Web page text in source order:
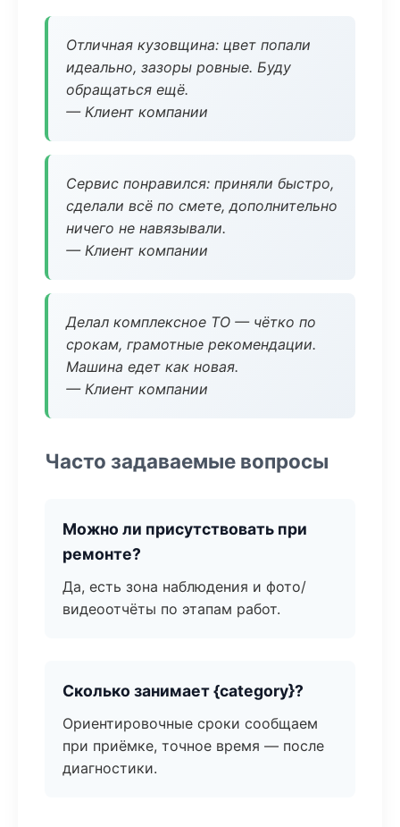
Отличная кузовщина: цвет попали
идеально, зазоры ровные. Буду
обращаться ещё.
— Клиент компании
Сервис понравился: приняли быстро,
сделали всё по смете, дополнительно
ничего не навязывали.
— Клиент компании
Делал комплексное ТО — чётко по
срокам, грамотные рекомендации.
Машина едет как новая.
— Клиент компании
Часто задаваемые вопросы
Можно ли присутствовать при
ремонте?
Да, есть зона наблюдения и фото/
видеоотчёты по этапам работ.
Сколько занимает {category}?
Ориентировочные сроки сообщаем
при приёмке, точное время — после
диагностики.